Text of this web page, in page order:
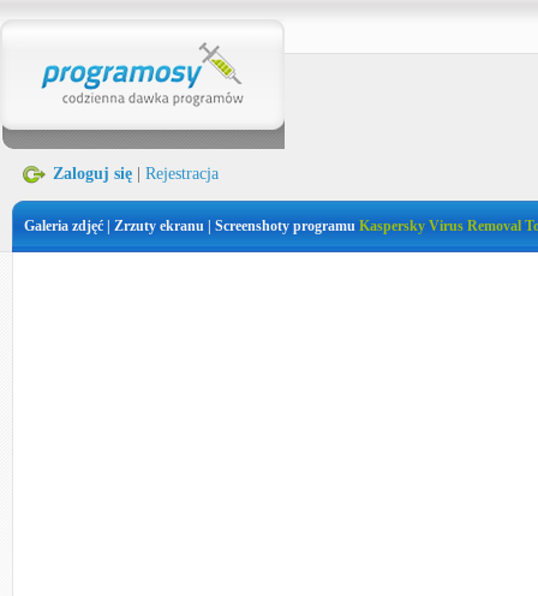
Zaloguj się Rejestracja
Galeria zdjęć | Zrzuty ekranu | Screenshoty programu Kaspersky Virus Removal